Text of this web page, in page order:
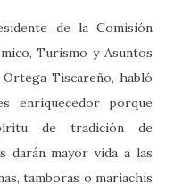
de la Comisión
Turismo y Asuntos
Tiscareño, habló
enriquecedor porque
de tradición de
darán mayor vida a las
tamboras o mariachis